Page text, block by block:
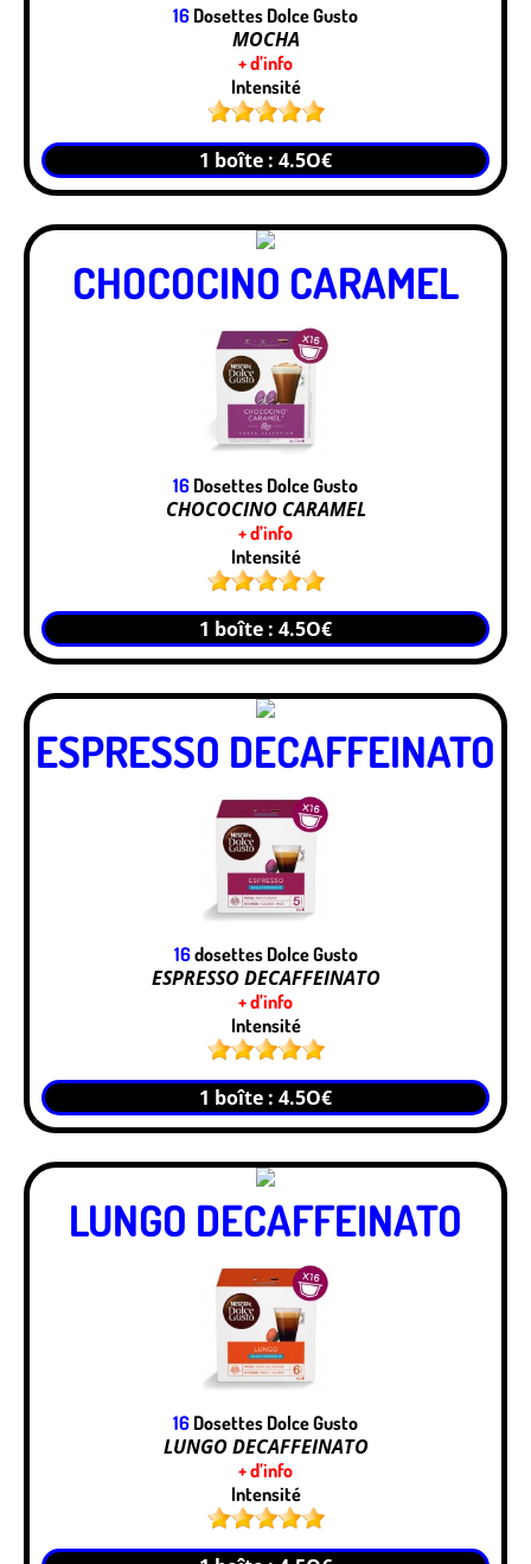
16 Dosettes Dolce Gusto
MOCHA
+ d’info
Intensité
1 boîte : 4.5O€
CHOCOCINO CARAMEL
16 Dosettes Dolce Gusto
CHOCOCINO CARAMEL
+ d’info
Intensité
1 boîte : 4.5O€
ESPRESSO DECAFFEINATO
16dosettes Dolce Gusto
ESPRESSO DECAFFEINATO
+ d’info
Intensité
1 boîte : 4.5O€
LUNGO DECAFFEINATO
16 Dosettes Dolce Gusto
LUNGO DECAFFEINATO
+ d’info
Intensité